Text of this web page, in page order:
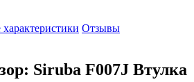
Отзывы
Siruba F007J Втулка